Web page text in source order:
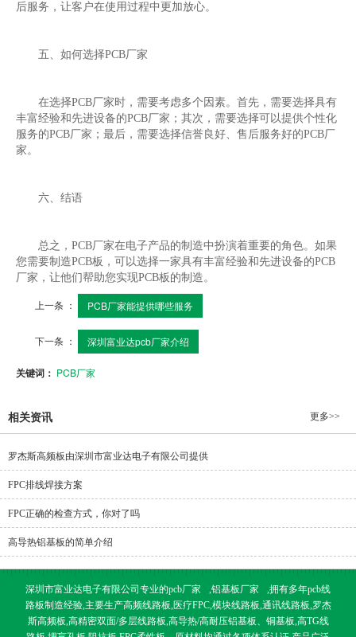
后服务，让客户在使用过程中更加放心。
五、如何选择PCB厂家
在选择PCB厂家时，需要考虑多个因素。首先，需要选择具有
丰富经验和先进设备的PCB厂家；其次，需要选择可以提供个性化
服务的PCB厂家；最后，需要选择信誉良好、售后服务好的PCB厂
家。
六、结语
总之，PCB厂家在电子产品的制造中扮演着重要的角色。如果
您需要制造PCB板，可以选择一家具有丰富经验和先进设备的PCB
厂家，让他们帮助您实现PCB板的制造。
上一条 ： PCB厂家能提供哪些服务
下一条 ： 深圳富业达pcb厂家介绍
关键词： PCB厂家
相关资讯 更多>>
罗杰斯高频板由深圳市富业达电子有限公司提供
FPC排线焊接方案
FPC正确的检查方式，你对了吗
高导热铝基板的简单介绍
深圳市富业达电子有限公司专业的pcb厂家 ,铝基板厂家
,拥有多年pcb线
路板制造经验,主要生产高频线路板,医疗FPC,模块线路板,通讯线路板,罗杰
斯高频板,高精密双面/多层线路板,高导热/高耐压铝基板、铜基板,高TG线